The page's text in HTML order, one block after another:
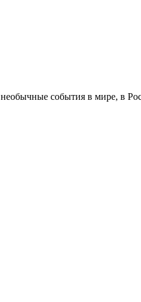
события в мире, в